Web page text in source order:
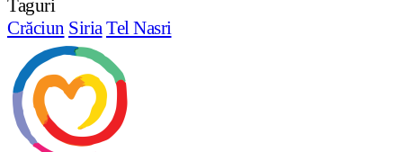
Taguri
Crăciun SiriaTel Nasri